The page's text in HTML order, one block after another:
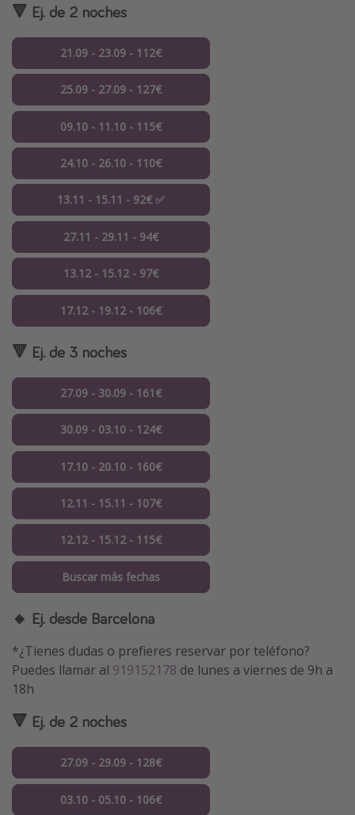
🔻 Ej. de 2 noches
21.09 - 23.09 - 112€
25.09 - 27.09 - 127€
09.10 - 11.10 - 115€
24.10 - 26.10 - 110€
13.11 - 15.11 - 92€ ✅
27.11 - 29.11 - 94€
13.12 - 15.12 - 97€
17.12 - 19.12 - 106€
🔻 Ej. de 3 noches
27.09 - 30.09 - 161€
30.09 - 03.10 - 124€
17.10 - 20.10 - 160€
12.11 - 15.11 - 107€
12.12 - 15.12 - 115€
Buscar más fechas
🔸 Ej. desde Barcelona
*¿Tienes dudas o prefieres reservar por teléfono?
Puedes llamar al 919152178 de lunes a viernes de 9h a
18h
🔻 Ej. de 2 noches
27.09 - 29.09 - 128€
03.10 - 05.10 - 106€